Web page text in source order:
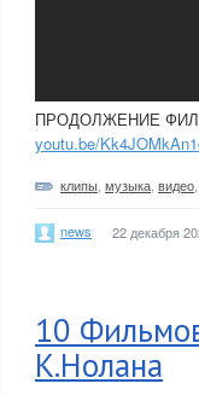
ПРОДОЛЖЕНИЕ
youtu.be/
клипы музыка видео
news 22 декабря
10
К.Нолана